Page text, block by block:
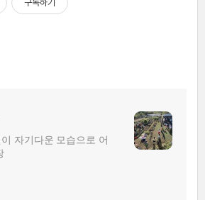
구독하기
자기다운 모습으로 어